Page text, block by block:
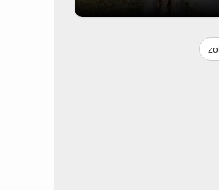
jest do usunięcia. Praktycznie
środku i pochylone na jezdnię.